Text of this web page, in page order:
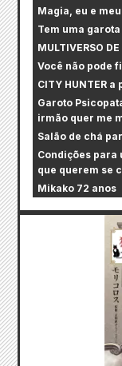
Magia, eu e
Tem uma
MULTIVERSO
Você não pode
CITY HUNTER
Garoto
irmão quer me
Salão de chá
Condições
que querem se
Mikako 72 anos